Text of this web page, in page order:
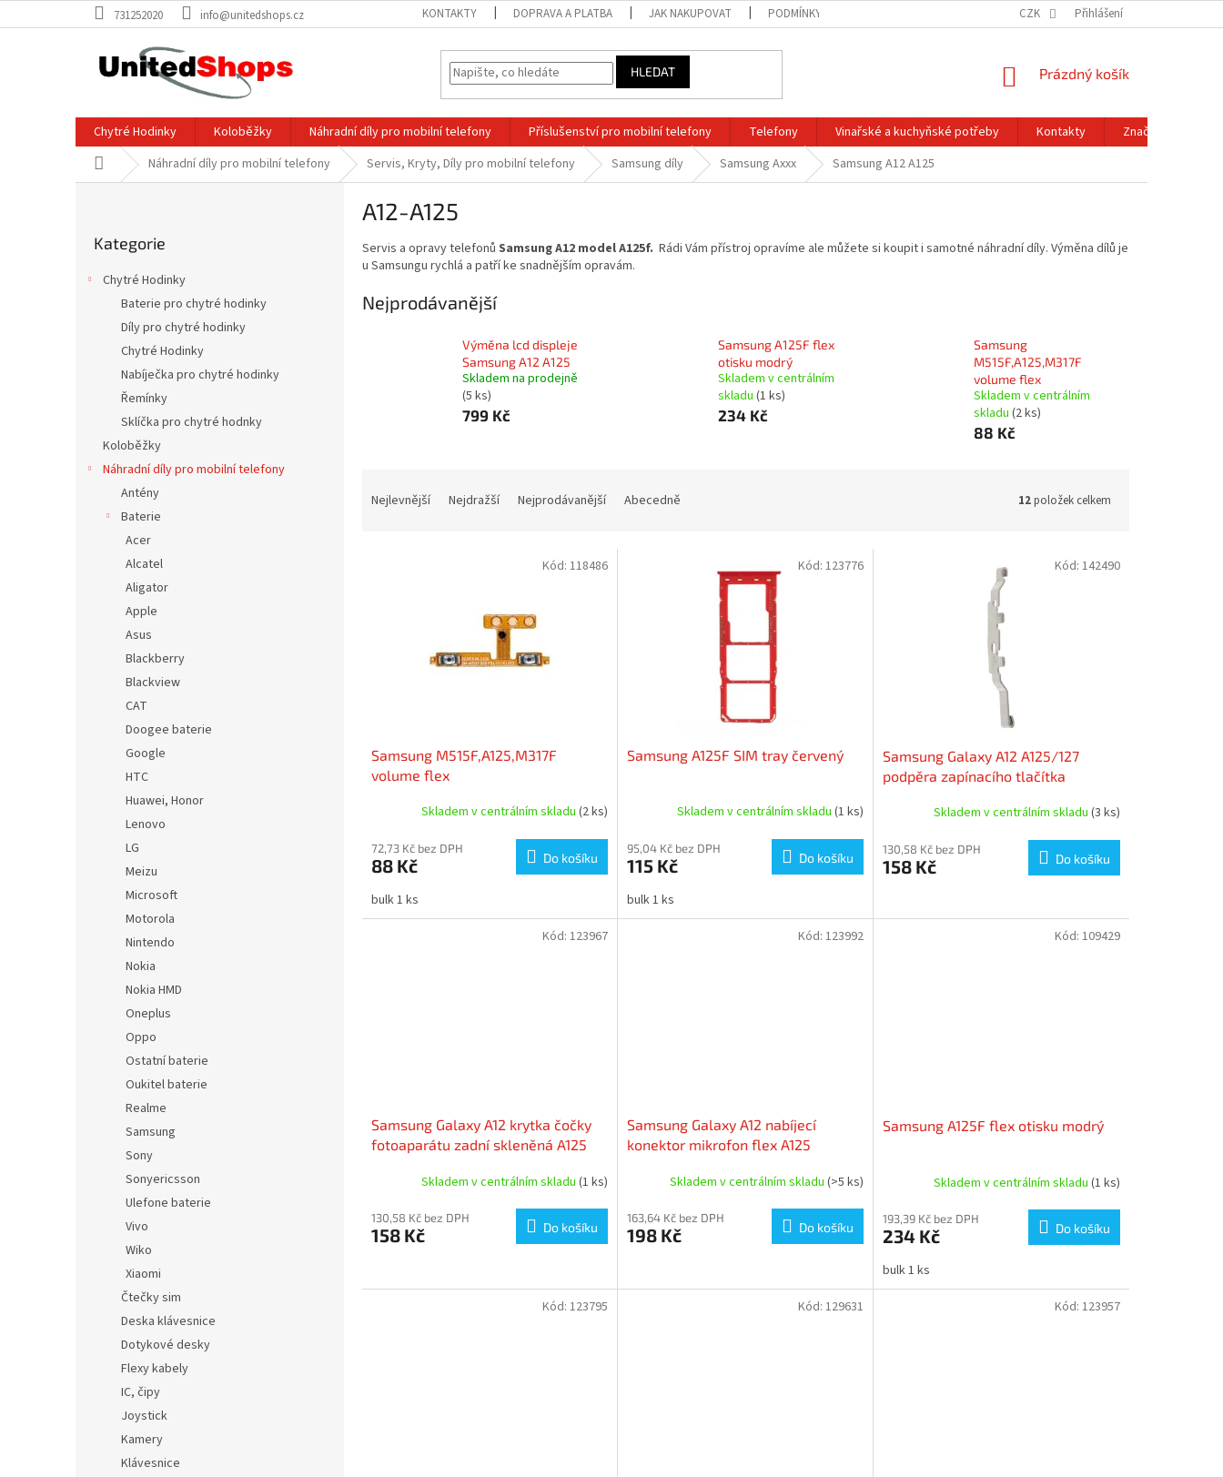
na
731252020 info@unitedshops.cz KONTAKTY DOPRAVA A PLATBA JAK NAKUPOVAT PODMÍNKY OCHRANY OSOBNÍCH ÚDAJŮ OBCHODNÍ PODMÍNKY
CZK Přihlášení
HLEDAT
NÁKUPNÍ
Prázdný košík
Chytré Hodinky Koloběžky Náhradní díly pro mobilní telefony Příslušenství pro mobilní telefony Telefony Vinařské a kuchyňské potřeby Kontakty
Značky
Domů Náhradní díly pro mobilní telefony Servis, Kryty, Díly pro mobilní telefony Samsung díly Samsung Axxx Samsung A12 A125
kategorie
Kategorie
Chytré Hodinky
Baterie pro chytré hodinky
Díly pro chytré hodinky
Chytré Hodinky
Nabíječka pro chytré hodinky
Řemínky
Sklíčka pro chytré hodnky
Koloběžky
Náhradní díly pro mobilní telefony
Antény
Baterie
Acer
Alcatel
Aligator
Apple
Asus
Blackberry
Blackview
CAT
Doogee baterie
Google
HTC
Huawei, Honor
Lenovo
LG
Meizu
Microsoft
Motorola
Nintendo
Nokia
Nokia HMD
Oneplus
Oppo
Ostatní baterie
Oukitel baterie
Realme
Samsung
Sony
Sonyericsson
Ulefone baterie
Vivo
Wiko
Xiaomi
Čtečky sim
Deska klávesnice
Dotykové desky
Flexy kabely
IC, čipy
Joystick
Kamery
Klávesnice
A12-A125
Servis a opravy telefonů Samsung A12 model A125f. Rádi Vám přístroj opravíme ale můžete si koupit i samotné náhradní díly. Výměna dílů je
u Samsungu rychlá a patří ke snadnějším opravám.
Nejprodávanější
Výměna lcd displeje
Samsung A12 A125
Skladem na prodejně
(5 ks)
799 Kč
Samsung A125F flex
otisku modrý
Skladem v centrálním
skladu (1 ks)
234 Kč
Samsung
M515F,A125,M317F
volume flex
Skladem v centrálním
skladu (2 ks)
88 Kč
Nejlevnější Nejdražší Nejprodávanější Abecedně 12položek celkem
Samsung M515F,A125,M317F
volume flex
Skladem v centrálním skladu (2 ks)
72,73 Kč bez DPH
88 Kč Do košíku
bulk 1 ks
Kód: 118486
Samsung A125F SIM tray červený
Skladem v centrálním skladu (1 ks)
95,04 Kč bez DPH
115 Kč Do košíku
bulk 1 ks
Kód: 123776
Samsung Galaxy A12 A125/127
podpěra zapínacího tlačítka
Skladem v centrálním skladu (3 ks)
130,58 Kč bez DPH
158 Kč Do košíku
Kód: 142490
Samsung Galaxy A12 krytka čočky
fotoaparátu zadní skleněná A125
Skladem v centrálním skladu (1 ks)
130,58 Kč bez DPH
158 Kč Do košíku
Kód: 123967
Samsung Galaxy A12 nabíjecí
konektor mikrofon flex A125
Skladem v centrálním skladu (>5 ks)
163,64 Kč bez DPH
198 Kč Do košíku
Kód: 123992
Samsung A125F flex otisku modrý
Skladem v centrálním skladu (1 ks)
193,39 Kč bez DPH
234 Kč Do košíku
bulk 1 ks
Kód: 109429
Kód: 123795 Kód: 129631 Kód: 123957